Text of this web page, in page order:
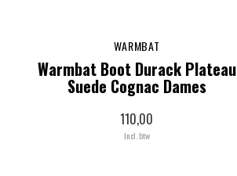
WARMBAT
Warmbat Boot Durack Plateau
Suede Cognac Dames
110,00
Incl. btw